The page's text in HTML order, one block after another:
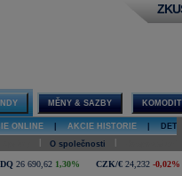
MĚNY & SAZBY
ONLINE AKCIE HISTORIE
O společnosti
26 690,62 1,30% CZK/€ 24,232 -0,02%